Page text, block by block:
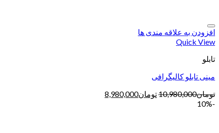
افزودن به علاقه مندی ها
Quick View
تابلو
مینی تابلو کالیگرافی
تومان10,980,000تومان8,980,000
-10%